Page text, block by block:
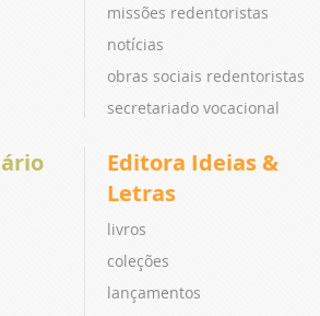
missões redentoristas
notícias
obras sociais redentoristas
secretariado vocacional
Editora Ideias &
Letras
livros
coleções
lançamentos